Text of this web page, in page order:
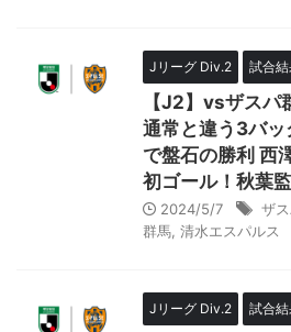
Jリーグ Div.2 試合
【J2】vsザス
通常と違う3バ
で盤石の勝利 西
初ゴール！秋葉
2024/5/7 ザ
群馬 清水エスパルス
Jリーグ Div.2 試合